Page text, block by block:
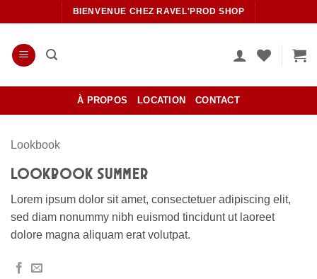
au
contenu
BIENVENUE CHEZ RAVEL'PROD SHOP
À PROPOS LOCATION CONTACT
Lookbook
LOOKBOOK SUMMER
Lorem ipsum dolor sit amet, consectetuer adipiscing elit,
sed diam nonummy nibh euismod tincidunt ut laoreet
dolore magna aliquam erat volutpat.